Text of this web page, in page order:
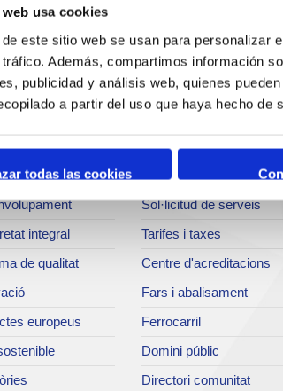
usa cookies
este sitio web se usan para personalizar
Además, compartimos información
publicidad y análisis web, quienes
a partir del uso que haya hecho de
todas las cookies
el Port
en
integral
de qualitat
europeus
Serveis
Operacions i serveis
portuaris
Bunkering
Serveis comercials
Sol·licitud de serveis
Tarifes i taxes
Centre d'acreditacions
Fars i abalisament
Ferrocarril
Domini públic
Directori comunitat